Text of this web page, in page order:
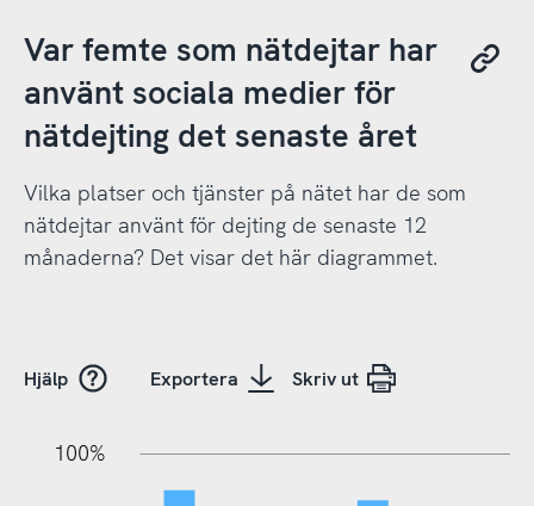
Var femte som nätdejtar har
använt sociala medier för
nätdejting det senaste året
Vilka platser och tjänster på nätet har de som
nätdejtar använt för dejting de senaste 12
månaderna? Det visar det här diagrammet.
Hjälp Exportera Skriv ut
100%